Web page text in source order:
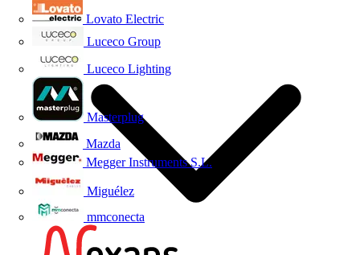
Lovato Electric
Luceco Group
Luceco Lighting
Masterplug
Mazda
Megger Instruments S.L.
Miguélez
mmconecta